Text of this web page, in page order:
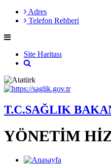
Adres
Telefon Rehberi
Site Haritası
T.C.SAĞLIK
YÖNETİM